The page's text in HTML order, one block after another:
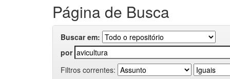
Página de Busca
Buscar em:
por
Filtros correntes: